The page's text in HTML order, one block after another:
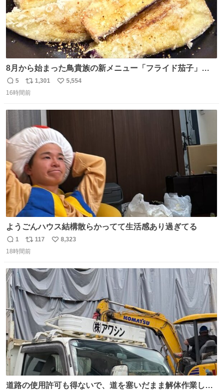
8月から始まった鳥貴族の新メニュー「フライド茄子」が
うますぎでした 信じて……
返
信
5
リ
ポ
数
1,301
い
5,554
16時間前
ようごんハウス結構散らかってて生活感あり過ぎてる
返
信
1
リ
ポ
ト
数
117
い
数
8,323
18時間前
道路の使用許可も得ないで、道を塞いだまま解体作業して